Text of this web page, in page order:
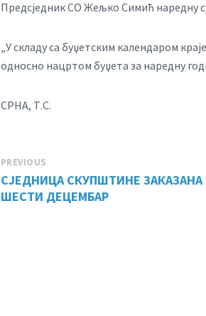
Предсједник СО Жељко Симић наредну
„У складу са буџетским календаром
односно нацртом буџета за наредну
СРНА, Т.С.
PREVIOUS
СЈЕДНИЦА СКУПШТИНЕ ЗАКАЗАНА
ШЕСТИ ДЕЦЕМБАР